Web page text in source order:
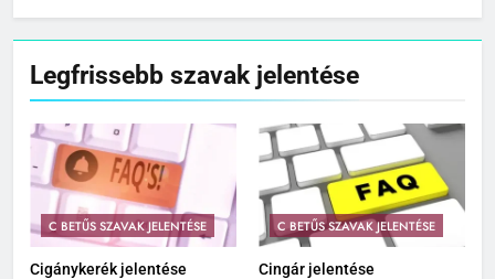
Legfrissebb szavak jelentése
C BETŰS SZAVAK JELENTÉSE
Cigánykerék jelentése
C BETŰS SZAVAK JELENTÉSE
Cingár jelentése